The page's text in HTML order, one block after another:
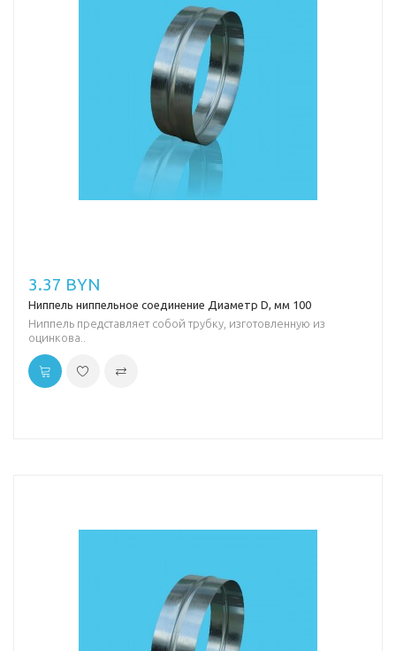
3.37 BYN
Ниппель ниппельное соединение Диаметр D, мм 100
Ниппель представляет собой трубку, изготовленную из
оцинкова..